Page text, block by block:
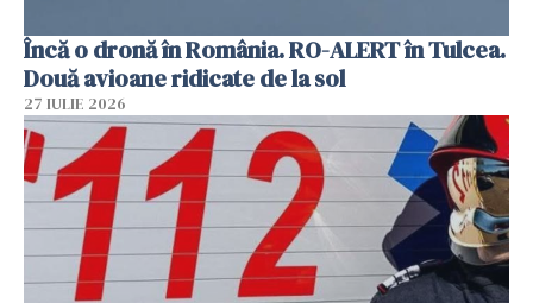
Încă o dronă în România. RO-ALERT în Tulcea.
Două avioane ridicate de la sol
27 IULIE 2026